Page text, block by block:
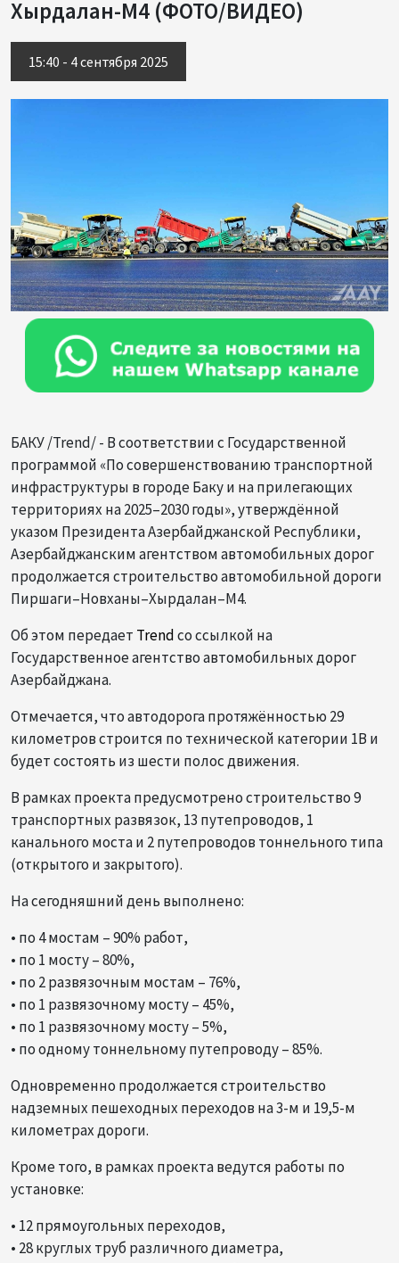
Хырдалан-М4 (ФОТО/ВИДЕО)
15:40 - 4 сентября 2025
БАКУ /Trend/ - В соответствии с Государственной
программой «По совершенствованию транспортной
инфраструктуры в городе Баку и на прилегающих
территориях на 2025–2030 годы», утверждённой
указом Президента Азербайджанской Республики,
Азербайджанским агентством автомобильных дорог
продолжается строительство автомобильной дороги
Пиршаги–Новханы–Хырдалан–М4.
Об этом передает Trendсо ссылкой на
Государственное агентство автомобильных дорог
Азербайджана.
Отмечается, что автодорога протяжённостью 29
километров строится по технической категории 1B и
будет состоять из шести полос движения.
В рамках проекта предусмотрено строительство 9
транспортных развязок, 13 путепроводов, 1
канального моста и 2 путепроводов тоннельного типа
(открытого и закрытого).
На сегодняшний день выполнено:
• по 4 мостам – 90% работ,
• по 1 мосту – 80%,
• по 2 развязочным мостам – 76%,
• по 1 развязочному мосту – 45%,
• по 1 развязочному мосту – 5%,
• по одному тоннельному путепроводу – 85%.
Одновременно продолжается строительство
надземных пешеходных переходов на 3-м и 19,5-м
километрах дороги.
Кроме того, в рамках проекта ведутся работы по
установке:
• 12 прямоугольных переходов,
• 28 круглых труб различного диаметра,